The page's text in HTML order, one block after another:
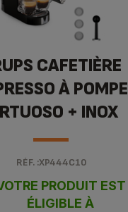
CAFETIÈRE
À POMPE
+ INOX
RÉF. :XP444C10
PRODUIT EST
ÉLIGIBLE À